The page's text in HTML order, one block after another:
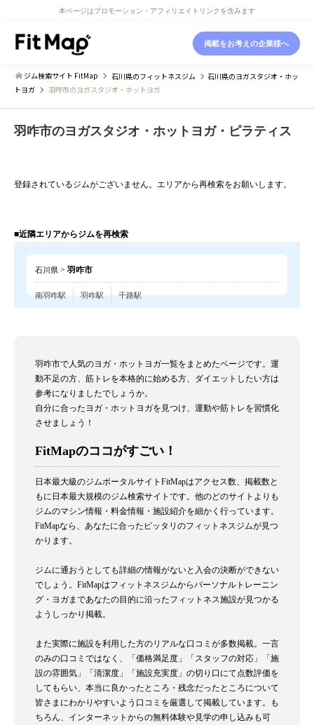
本ページはプロモーション・アフィリエイトリンクを含みます
掲載をお考えの企業様へ
ジム検索サイト FitMap 石川県のフィットネスジム 石川県のヨガスタジオ・ホッ
トヨガ
羽咋市のヨガスタジオ・ホットヨガ
羽咋市のヨガスタジオ・ホットヨガ・ピラティス
登録されているジムがございません。エリアから再検索をお願いします。
■近隣エリアからジムを再検索
石川県 > 羽咋市
南羽咋駅 羽咋駅 千路駅
羽咋市で人気のヨガ・ホットヨガ一覧をまとめたページです。運
動不足の方、筋トレを本格的に始める方、ダイエットしたい方は
参考になりましたでしょうか。
自分に合ったヨガ・ホットヨガを見つけ、運動や筋トレを習慣化
させましょう！
FitMapのココがすごい！
日本最大級のジムポータルサイトFitMapはアクセス数、掲載数と
もに日本最大規模のジム検索サイトです。他のどのサイトよりも
ジムのマシン情報・料金情報・施設紹介を細かく行っています。
FitMapなら、あなたに合ったピッタリのフィットネスジムが見つ
かります。
ジムに通おうとしても詳細の情報がないと入会の決断ができない
でしょう。FitMapはフィットネスジムからパーソナルトレーニン
グ・ヨガまであなたの目的に沿ったフィットネス施設が見つかる
ようしっかり掲載。
また実際に施設を利用した方のリアルな口コミが多数掲載。一言
のみの口コミではなく、「価格満足度」「スタッフの対応」「施
設の雰囲気」「清潔度」「施設充実度」の切り口にて点数評価を
してもらい、本当に良かったところ・残念だったところについて
皆さまにわかりやすいよう口コミを厳選して掲載しています。も
ちろん、インターネットからの無料体験や見学の申し込みも可